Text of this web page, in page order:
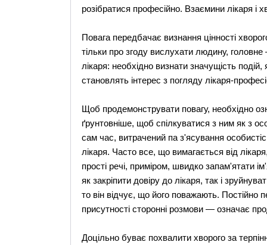
розібратися професійно. Взаємини лікаря і
Повага передбачає визнання цінності
тільки про згоду вислухати людину,
лікаря: необхідно визнати значущість
становлять інтерес з погляду лікаря-
Щоб продемонструвати повагу, необхідно
ґрунтовніше, щоб спілкуватися з ним як з
сам час, витрачений па з'ясування
лікаря. Часто все, що вимагається від
прості речі, приміром, швидко запам'ятати
як закріпити довіру до лікаря, так і
то він відчує, що його поважають.
присутності сторонні розмови — означає
Доцільно буває похвалити хворого за